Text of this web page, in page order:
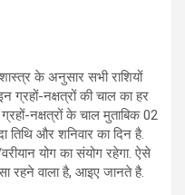
के अनुसार सभी राशियों
ग्रहों-नक्षत्रों की चाल का हर
नक्षत्रों के चाल मुताबिक 02
तिथि और शनिवार का दिन है.
योग का संयोग रहेगा. ऐसे
रहने वाला है, आइए जानते है.